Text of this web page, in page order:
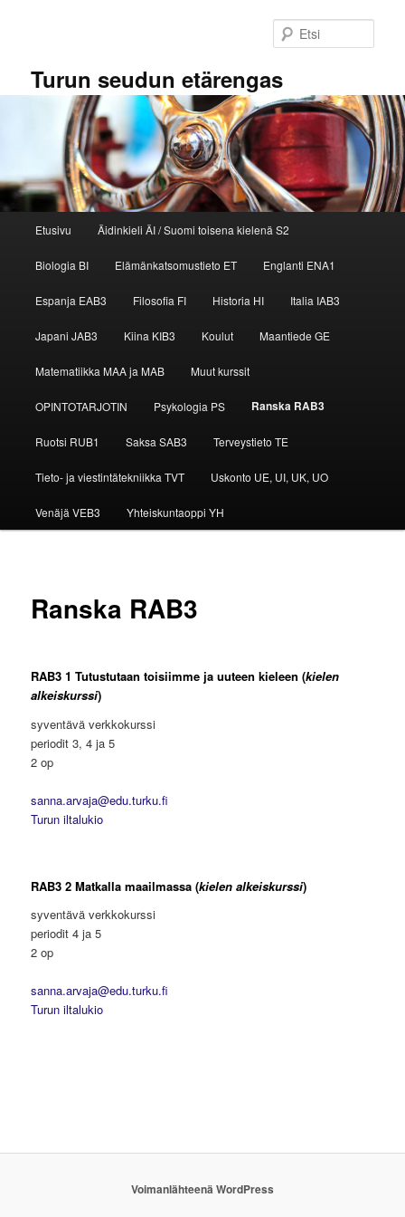
Turun seudun etärengas
Etusivu Äidinkieli ÄI / Suomi toisena kielenä S2
Biologia BI Elämänkatsomustieto ET Englanti ENA1
Espanja EAB3 Filosofia FI Historia HI Italia IAB3
Japani JAB3 Kiina KIB3 Koulut Maantiede GE
Matematiikka MAA ja MAB Muut kurssit
OPINTOTARJOTIN Psykologia PS Ranska RAB3
Ruotsi RUB1 Saksa SAB3 Terveystieto TE
Tieto- ja viestintätekniikka TVT Uskonto UE, UI, UK, UO
Venäjä VEB3 Yhteiskuntaoppi YH
Ranska RAB3
RAB3 1 Tutustutaan toisiimme ja uuteen kieleen(kielen
alkeiskurssi)
syventävä verkkokurssi
periodit 3, 4 ja 5
2 op
sanna.arvaja@edu.turku.fi
Turun iltalukio
RAB3 2 Matkalla maailmassa(kielen alkeiskurssi)
syventävä verkkokurssi
periodit 4 ja 5
2 op
sanna.arvaja@edu.turku.fi
Turun iltalukio
Voimanlähteenä WordPress